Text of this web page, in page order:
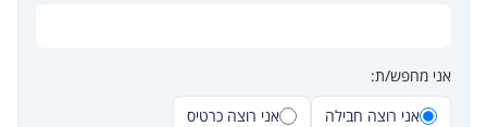
אני מחפש/ת:
אני רוצה חבילה
אני רוצה כרטיס